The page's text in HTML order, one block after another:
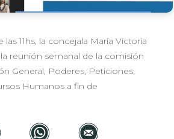
11hs, la concejala María Victoria
reunión semanal de la comisión
General, Poderes, Peticiones,
Humanos a fin de